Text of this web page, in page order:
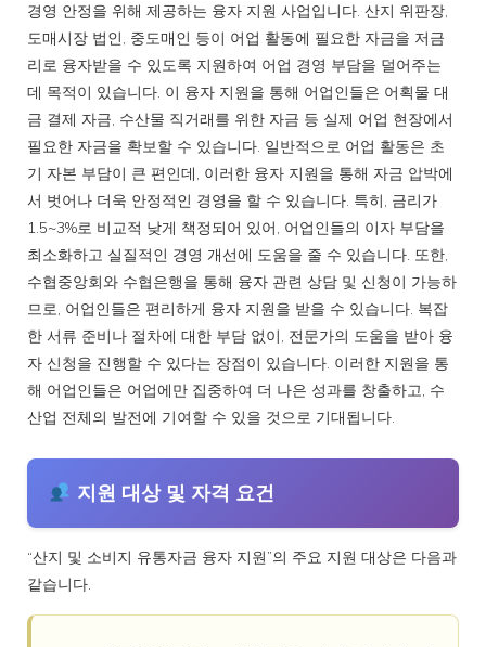
경영 안정을 위해 제공하는 융자 지원 사업입니다. 산지 위판장,
도매시장 법인, 중도매인 등이 어업 활동에 필요한 자금을 저금
리로 융자받을 수 있도록 지원하여 어업 경영 부담을 덜어주는
데 목적이 있습니다. 이 융자 지원을 통해 어업인들은 어획물 대
금 결제 자금, 수산물 직거래를 위한 자금 등 실제 어업 현장에서
필요한 자금을 확보할 수 있습니다. 일반적으로 어업 활동은 초
기 자본 부담이 큰 편인데, 이러한 융자 지원을 통해 자금 압박에
서 벗어나 더욱 안정적인 경영을 할 수 있습니다. 특히, 금리가
1.5~3%로 비교적 낮게 책정되어 있어, 어업인들의 이자 부담을
최소화하고 실질적인 경영 개선에 도움을 줄 수 있습니다. 또한,
수협중앙회와 수협은행을 통해 융자 관련 상담 및 신청이 가능하
므로, 어업인들은 편리하게 융자 지원을 받을 수 있습니다. 복잡
한 서류 준비나 절차에 대한 부담 없이, 전문가의 도움을 받아 융
자 신청을 진행할 수 있다는 장점이 있습니다. 이러한 지원을 통
해 어업인들은 어업에만 집중하여 더 나은 성과를 창출하고, 수
산업 전체의 발전에 기여할 수 있을 것으로 기대됩니다.
지원 대상 및 자격 요건
“산지 및 소비지 유통자금 융자 지원”의 주요 지원 대상은 다음과
같습니다.